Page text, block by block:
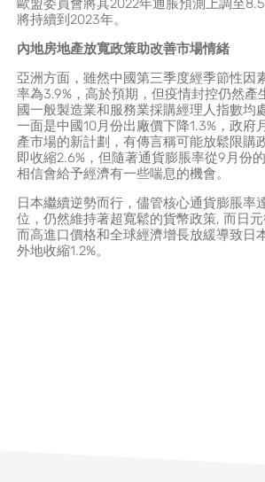
歐盟委員會將其2022年通脹預測上調至
將持續到2023年。
內地房地產放寬政策助改善市場情緒
亞洲方面，雖然中國第三季度經季節性因
率為3.9%，高於預期，但疫情封控仍然產
國一般製造業和服務業採購經理人指數均
一面是中國10月份出廠價下降1.3%，政府
產市場的新計劃，有傳言稱可能放鬆限購
即收縮2.6%，但隨著通貨膨脹率從9月份的
相信會給予經濟有一些喘息的機會。
日本繼續逆勢而行，儘管核心通貨膨脹率
位，仍然維持著超寬鬆的貨幣政策, 而日元
而高進口價格和全球經濟增長放緩導致日
外地收縮1.2%。